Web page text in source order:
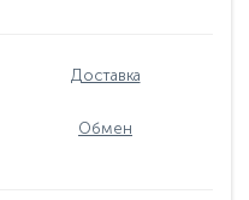
Доставка
Обмен